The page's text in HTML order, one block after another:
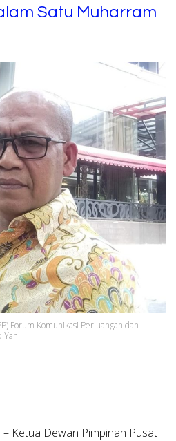
Satu Muharram
Forum Komunikasi Perjuangan dan
Yani
– Ketua Dewan Pimpinan Pusat